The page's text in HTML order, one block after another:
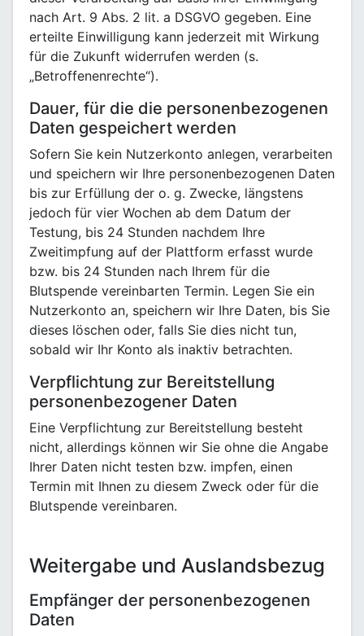
nach Art. 9 Abs. 2 lit. a DSGVO gegeben. Eine
erteilte Einwilligung kann jederzeit mit Wirkung
für die Zukunft widerrufen werden (s.
„Betroffenenrechte“).
Dauer, für die die personenbezogenen
Daten gespeichert werden
Sofern Sie kein Nutzerkonto anlegen, verarbeiten
und speichern wir Ihre personenbezogenen Daten
bis zur Erfüllung der o. g. Zwecke, längstens
jedoch für vier Wochen ab dem Datum der
Testung, bis 24 Stunden nachdem Ihre
Zweitimpfung auf der Plattform erfasst wurde
bzw. bis 24 Stunden nach Ihrem für die
Blutspende vereinbarten Termin. Legen Sie ein
Nutzerkonto an, speichern wir Ihre Daten, bis Sie
dieses löschen oder, falls Sie dies nicht tun,
sobald wir Ihr Konto als inaktiv betrachten.
Verpflichtung zur Bereitstellung
personenbezogener Daten
Eine Verpflichtung zur Bereitstellung besteht
nicht, allerdings können wir Sie ohne die Angabe
Ihrer Daten nicht testen bzw. impfen, einen
Termin mit Ihnen zu diesem Zweck oder für die
Blutspende vereinbaren.
Weitergabe und Auslandsbezug
Empfänger der personenbezogenen
Daten